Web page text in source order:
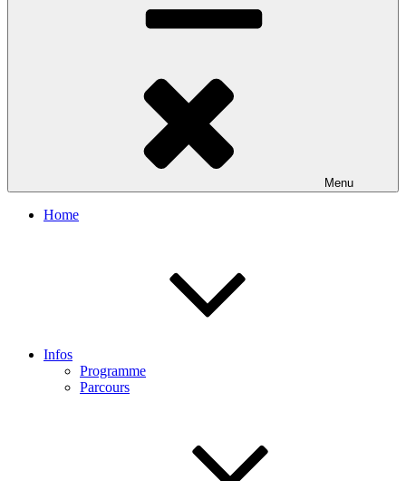
Menu
Home
Infos
Programme
Parcours